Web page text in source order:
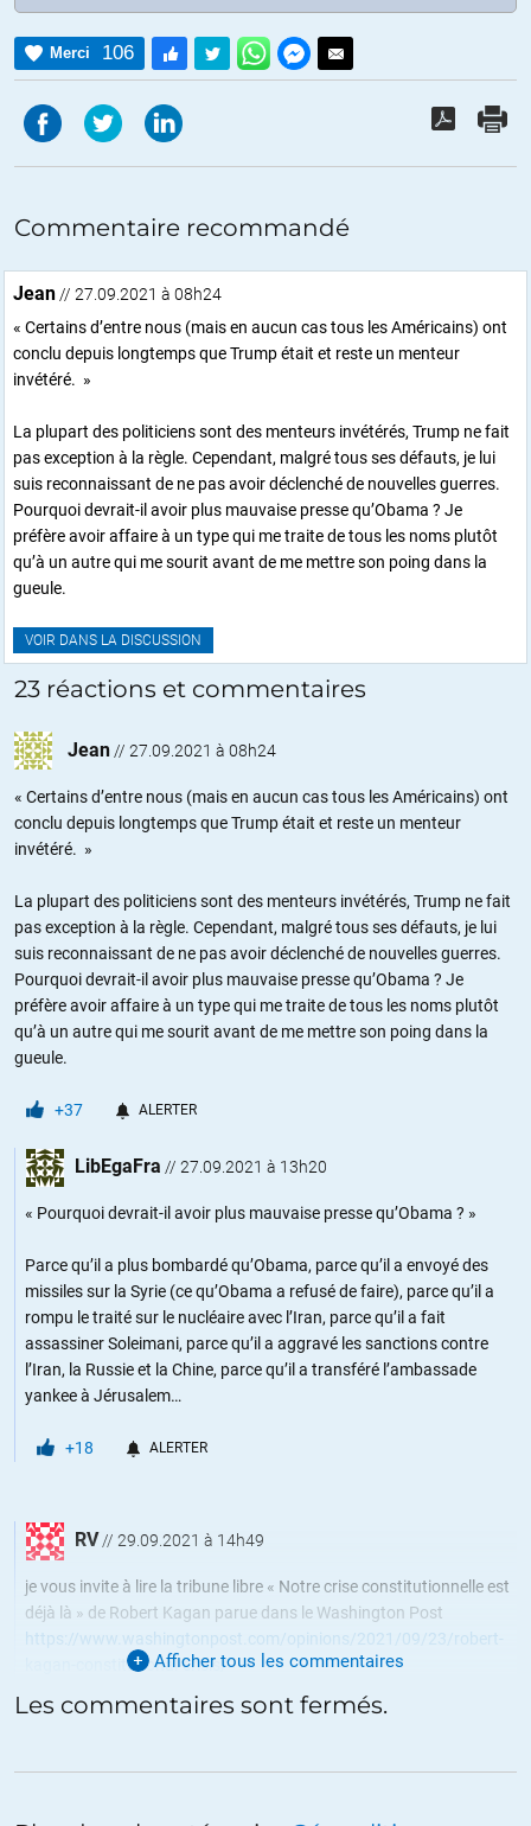
Merci 106
Commentaire recommandé
Jean // 27.09.2021 à 08h24
« Certains d’entre nous (mais en aucun cas tous les Américains) ont
conclu depuis longtemps que Trump était et reste un menteur
invétéré. »
La plupart des politiciens sont des menteurs invétérés, Trump ne fait
pas exception à la règle. Cependant, malgré tous ses défauts, je lui
suis reconnaissant de ne pas avoir déclenché de nouvelles guerres.
Pourquoi devrait-il avoir plus mauvaise presse qu’Obama ? Je
préfère avoir affaire à un type qui me traite de tous les noms plutôt
qu’à un autre qui me sourit avant de me mettre son poing dans la
gueule.
VOIR DANS LA DISCUSSION
23 réactions et commentaires
Jean // 27.09.2021 à 08h24
« Certains d’entre nous (mais en aucun cas tous les Américains) ont
conclu depuis longtemps que Trump était et reste un menteur
invétéré. »
La plupart des politiciens sont des menteurs invétérés, Trump ne fait
pas exception à la règle. Cependant, malgré tous ses défauts, je lui
suis reconnaissant de ne pas avoir déclenché de nouvelles guerres.
Pourquoi devrait-il avoir plus mauvaise presse qu’Obama ? Je
préfère avoir affaire à un type qui me traite de tous les noms plutôt
qu’à un autre qui me sourit avant de me mettre son poing dans la
gueule.
+37 ALERTER
LibEgaFra // 27.09.2021 à 13h20
« Pourquoi devrait-il avoir plus mauvaise presse qu’Obama ? »
Parce qu’il a plus bombardé qu’Obama, parce qu’il a envoyé des
missiles sur la Syrie (ce qu’Obama a refusé de faire), parce qu’il a
rompu le traité sur le nucléaire avec l’Iran, parce qu’il a fait
assassiner Soleimani, parce qu’il a aggravé les sanctions contre
l’Iran, la Russie et la Chine, parce qu’il a transféré l’ambassade
yankee à Jérusalem…
+18 ALERTER
RV // 29.09.2021 à 14h49
je vous invite à lire la tribune libre « Notre crise constitutionnelle est
déjà là » de Robert Kagan parue dans le Washington Post
https://www.washingtonpost.com/opinions/2021/09/23/robert-
kagan-constitutional-crisis/
ALERTER
Afficher tous les commentaires
Les commentaires sont fermés.